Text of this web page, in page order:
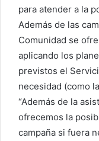
para atender a la
Además de las
Comunidad se
aplicando los
previstos el
necesidad (como
“Además de la
ofrecemos la
campaña si fuera